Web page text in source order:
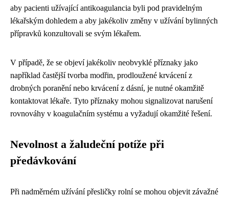
aby pacienti užívající antikoagulancia byli pod pravidelným
lékařským dohledem a aby jakékoliv změny v užívání bylinných
přípravků konzultovali se svým lékařem.
V případě, že se objeví jakékoliv neobvyklé příznaky jako
například častější tvorba modřin, prodloužené krvácení z
drobných poranění nebo krvácení z dásní, je nutné okamžitě
kontaktovat lékaře. Tyto příznaky mohou signalizovat narušení
rovnováhy v koagulačním systému a vyžadují okamžité řešení.
Nevolnost a žaludeční potíže při
předávkování
Při nadměrném užívání přesličky rolní se mohou objevit závažné